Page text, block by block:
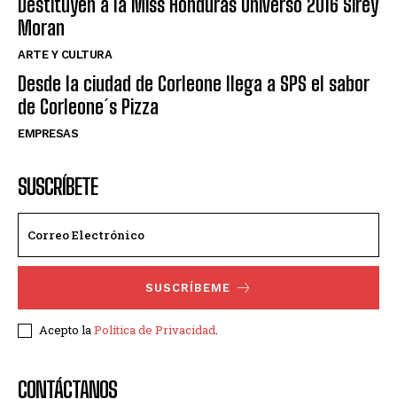
Destituyen a la Miss Honduras Universo 2016 Sirey
Moran
ARTE Y CULTURA
Desde la ciudad de Corleone llega a SPS el sabor
de Corleone´s Pizza
EMPRESAS
SUSCRÍBETE
SUSCRÍBEME
Acepto laPolítica de Privacidad.
CONTÁCTANOS